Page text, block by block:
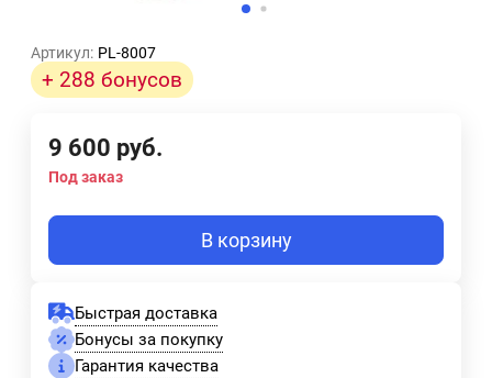
Артикул: PL-8007
+ 288 бонусов
9 600 руб.
Под заказ
В корзину
Быстрая доставка
Бонусы за покупку
Гарантия качества